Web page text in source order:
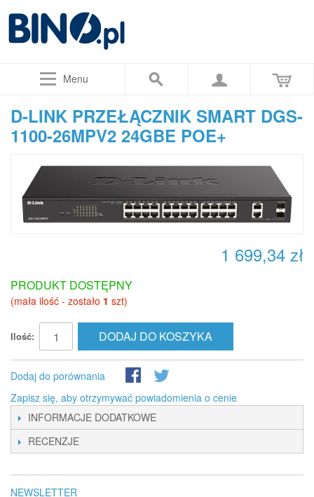
Menu
D-LINK PRZEŁĄCZNIK SMART DGS-
1100-26MPV2 24GBE POE+
1 699,34 zł
PRODUKT DOSTĘPNY
(mała ilość - zostało 1 szt)
Ilość: DODAJ DO KOSZYKA
Dodaj do porównania
Zapisz się, aby otrzymywać powiadomienia o cenie
INFORMACJE DODATKOWE
RECENZJE
NEWSLETTER